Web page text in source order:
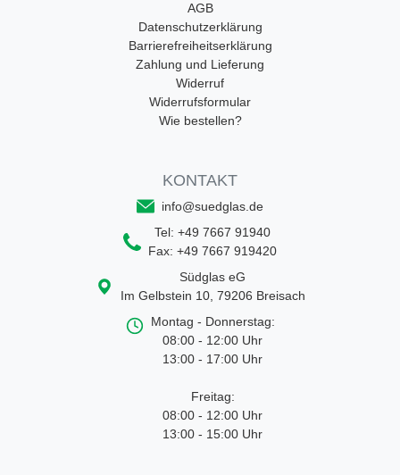
AGB
Datenschutzerklärung
Barrierefreiheitserklärung
Zahlung und Lieferung
Widerruf
Widerrufsformular
Wie bestellen?
KONTAKT
info@suedglas.de
Tel: +49 7667 91940
Fax: +49 7667 919420
Südglas eG
Im Gelbstein 10, 79206 Breisach
Montag - Donnerstag:
08:00 - 12:00 Uhr
13:00 - 17:00 Uhr
Freitag:
08:00 - 12:00 Uhr
13:00 - 15:00 Uhr